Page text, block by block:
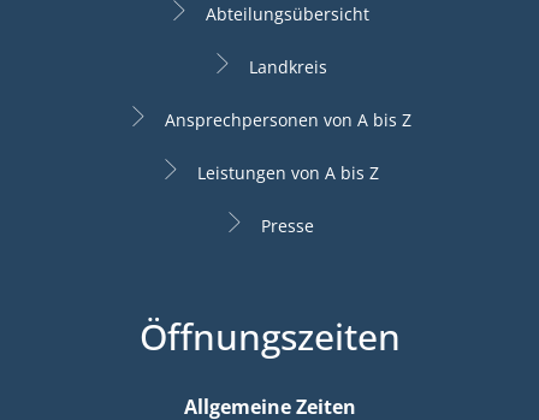
Abteilungsübersicht
Landkreis
Ansprechpersonen von A bis Z
Leistungen von A bis Z
Presse
Öffnungszeiten
Allgemeine Zeiten